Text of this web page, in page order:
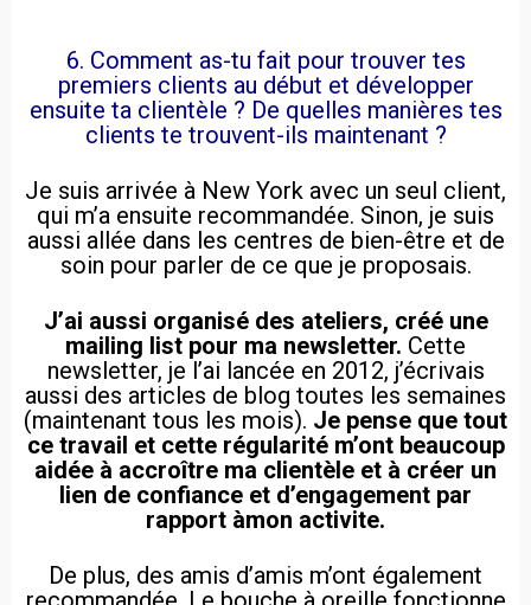
6. Comment as-tu fait pour trouver tes
premiers clients au début et développer
ensuite ta clientèle ? De quelles manières tes
clients te trouvent-ils maintenant ?
Je suis arrivée à New York avec un seul client,
qui m’a ensuite recommandée. Sinon, je suis
aussi allée dans les centres de bien-être et de
soin pour parler de ce que je proposais.
J’ai aussi organisé des ateliers, créé une
mailing list pour ma newsletter. Cette
newsletter, je l’ai lancée en 2012, j’écrivais
aussi des articles de blog toutes les semaines
(maintenant tous les mois). Je pense que tout
ce travail et cette régularité m’ont beaucoup
aidée à accroître ma clientèle et à créer un
lien de confiance et d’engagement par
rapport àmon activite.
De plus, des amis d’amis m’ont également